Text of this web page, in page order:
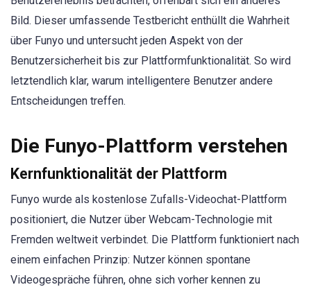
Bild. Dieser umfassende Testbericht enthüllt die Wahrheit
über Funyo und untersucht jeden Aspekt von der
Benutzersicherheit bis zur Plattformfunktionalität. So wird
letztendlich klar, warum intelligentere Benutzer andere
Entscheidungen treffen.
Die Funyo-Plattform verstehen
Kernfunktionalität der Plattform
Funyo wurde als kostenlose Zufalls-Videochat-Plattform
positioniert, die Nutzer über Webcam-Technologie mit
Fremden weltweit verbindet. Die Plattform funktioniert nach
einem einfachen Prinzip: Nutzer können spontane
Videogespräche führen, ohne sich vorher kennen zu